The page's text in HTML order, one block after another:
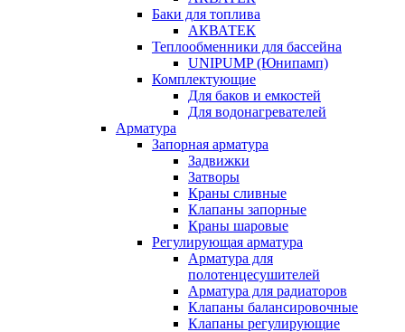
Баки для топлива
АКВАТЕК
Теплообменники для бассейна
UNIPUMP (Юнипамп)
Комплектующие
Для баков и емкостей
Для водонагревателей
Арматура
Запорная арматура
Задвижки
Затворы
Краны сливные
Клапаны запорные
Краны шаровые
Регулирующая арматура
Арматура для
полотенцесушителей
Арматура для радиаторов
Клапаны балансировочные
Клапаны регулирующие